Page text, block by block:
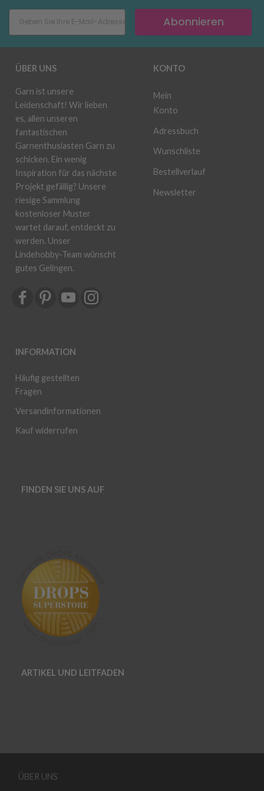
Abonnieren
ÜBER UNS
Garn ist unsere
Leidenschaft! Wir lieben
es, allen unseren
fantastischen
Garnenthusiasten Garn zu
schicken. Ein wenig
Inspiration für das nächste
Projekt gefällig? Unsere
riesige Sammlung
kostenloser Muster
wartet darauf, entdeckt zu
werden. Unser
Lindehobby-Team wünscht
gutes Gelingen.
INFORMATION
Häufig gestellten
Fragen
Versandinformationen
Kauf widerrufen
KONTO
Mein
Konto
Adressbuch
Wunschliste
Bestellverlauf
Newsletter
FINDEN SIE UNS AUF
ARTIKEL UND LEITFADEN
ÜBER UNS